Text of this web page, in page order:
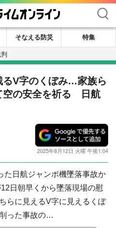
検索
そなえる防災
特集
るV字のくぼみ…家族ら
空の安全を祈る 日航
2025年8月12日 火曜 午後1:04
た日航ジャンボ機墜落事故か
日朝早くから墜落現場の慰
らに見えるV字に見えるくぼ
った事故の…